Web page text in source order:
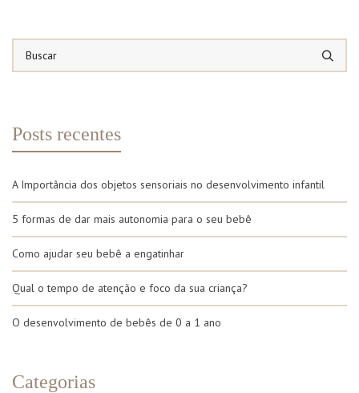
Posts recentes
A Importância dos objetos sensoriais no desenvolvimento infantil
5 formas de dar mais autonomia para o seu bebê
Como ajudar seu bebê a engatinhar
Qual o tempo de atenção e foco da sua criança?
O desenvolvimento de bebês de 0 a 1 ano
Categorias